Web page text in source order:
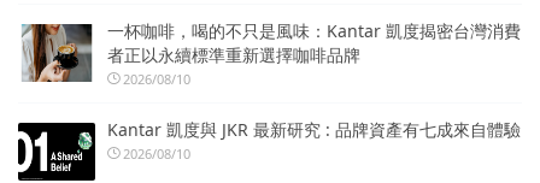
一杯咖啡，喝的不只是風味：Kantar 凱度揭密台灣消費
者正以永續標準重新選擇咖啡品牌
2026/08/10
Kantar 凱度與 JKR 最新研究 : 品牌資產有七成來自體驗
2026/08/10